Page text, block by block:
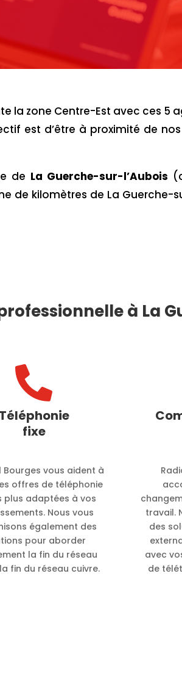
la zone Centre-Est avec ces 5
est d’être à proximité de
de La Guerche-sur-l’Aubois
de kilomètres de La Guerche-
à La

Téléphonie
fixe
Bourges vous aident à
offres de téléphonie
plus adaptées à vos
Nous vous
également des
pour aborder
la fin du réseau
fin du réseau cuivre.
travail.
des
avec
de